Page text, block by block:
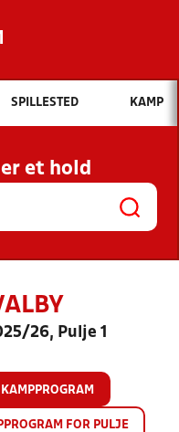
Hvad vil du søge efter?
OG NYHEDER
KLUBBER OG
SPILLESTED KAMP
et hold
26, Pulje 1
KAMPPROGRAM
FOR PULJE